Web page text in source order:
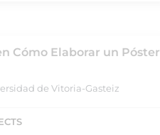
Cómo Elaborar un Póster
de Vitoria-Gasteiz